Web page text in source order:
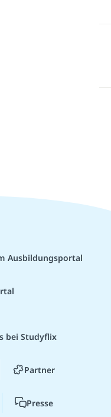
Ausbildungsportal
bei Studyflix
Partner
Presse